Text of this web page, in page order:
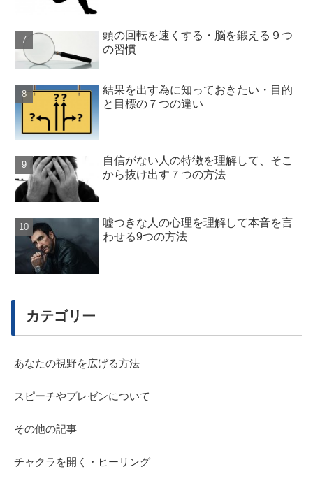
頭の回転を速くする・脳を鍛える９つ
の習慣
結果を出す為に知っておきたい・目的
と目標の７つの違い
自信がない人の特徴を理解して、そこ
から抜け出す７つの方法
嘘つきな人の心理を理解して本音を言
わせる9つの方法
カテゴリー
あなたの視野を広げる方法
スピーチやプレゼンについて
その他の記事
チャクラを開く・ヒーリング